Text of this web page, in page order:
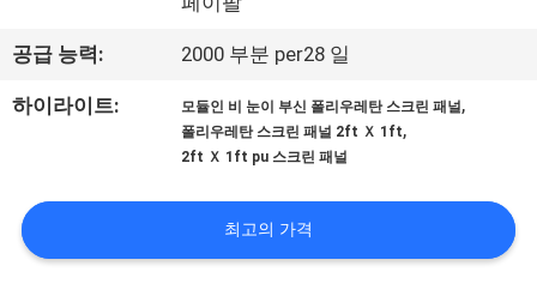
어
품
질
공급 능력: 2000 부분 per28 일
하이라이트: 모듈인 비 눈이 부신 폴리우레탄 스크린 패널,
폴리우레탄 스크린 패널 2ft Ｘ 1ft,
2ft Ｘ 1ft pu 스크린 패널
최고의 가격